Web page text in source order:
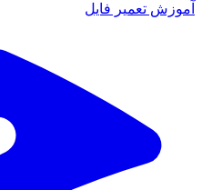
آموزش تعمیر فایل